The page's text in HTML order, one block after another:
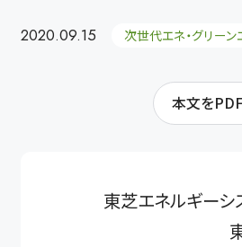
2020.09.15 次世代エネ・グリーン
本文を
東芝エネルギー